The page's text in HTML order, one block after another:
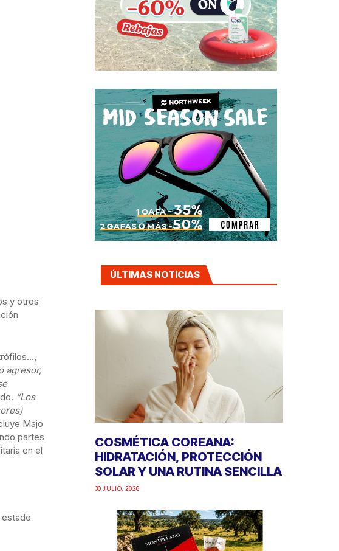
y otros
agresor,
“Los
Majo
partes
en el
ÚLTIMAS NOTICIAS
COSMÉTICA COREANA:
HIDRATACIÓN, PROTECCIÓN
SOLAR Y UNA RUTINA SENCILLA
30 JULIO, 2026